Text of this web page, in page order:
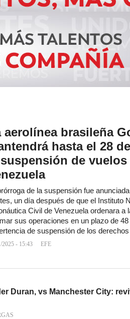
aerolínea brasileña
hasta el 28
de vuelos
de la suspensión fue
un día después de que el Instituto
Civil de Venezuela ordenara a
sus operaciones en un plazo de
de suspensión de los
2025 - 15:43 EFE
Duran, vs Manchester City: